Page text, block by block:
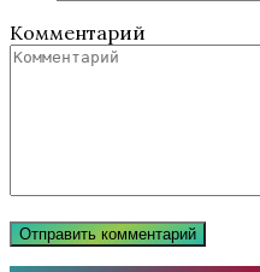
Комментарий